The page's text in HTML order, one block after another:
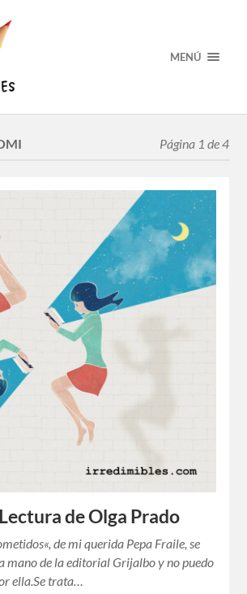
MENÚ
Página 1 de 4
de Olga Prado
de mi querida Pepa Fraile, se
mano de la editorial Grijalbo y no puedo
ella.Se trata…